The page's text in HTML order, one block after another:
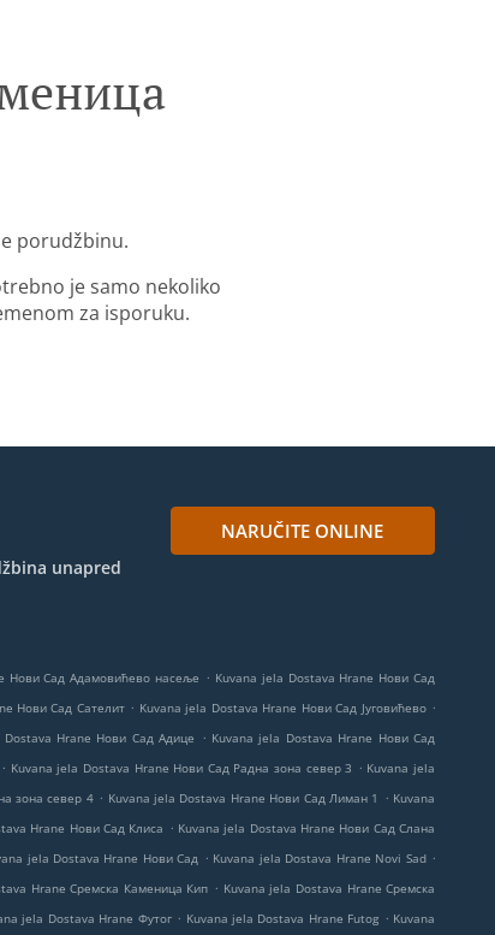
porudžbinu.
je samo nekoliko
za isporuku.
unapred
NARUČITE ONLINE
Нови Сад Адамовићево насеље . Kuvana jela Dostava Hrane Нови Сад
Нови Сад Сателит . Kuvana jela Dostava Hrane Нови Сад Југовићево .
Dostava Hrane Нови Сад Адице . Kuvana jela Dostava Hrane Нови Сад
. Kuvana jela Dostava Hrane Нови Сад Радна зона север 3 . Kuvana jela
зона север 4 . Kuvana jela Dostava Hrane Нови Сад Лиман 1 . Kuvana
Hrane Нови Сад Клиса . Kuvana jela Dostava Hrane Нови Сад Слана
jela Dostava Hrane Нови Сад . Kuvana jela Dostava Hrane Novi Sad .
Hrane Сремска Каменица Кип . Kuvana jela Dostava Hrane Сремска
jela Dostava Hrane Футог . Kuvana jela Dostava Hrane Futog . Kuvana